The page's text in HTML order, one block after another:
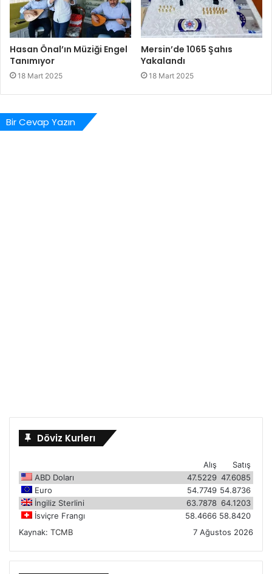
Hasan Önal’ın Müziği Engel
Tanımıyor
18 Mart 2025
Mersin’de 1065 Şahıs
Yakalandı
18 Mart 2025
Bir Cevap Yazın
Döviz Kurlerı
Satış
Alış
ABD Doları
47.6085
47.5229
Euro
54.8736
54.7749
İngiliz Sterlini
64.1203
63.7878
İsviçre Frangı
58.8420
58.4666
Kaynak: TCMB 7 Ağustos 2026